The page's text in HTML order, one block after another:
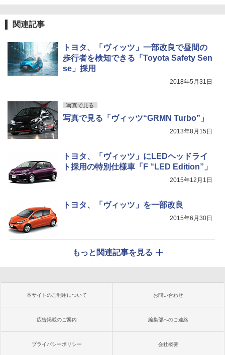
関連記事
トヨタ、「ヴィッツ」一部改良で昼間の
歩行者を検知できる「Toyota Safety Sen
se」採用
2018年5月31日
写真で見る
写真で見る「ヴィッツ“GRMN Turbo”」
2013年8月15日
トヨタ、「ヴィッツ」にLEDヘッドライ
ト採用の特別仕様車「F “LED Edition”」
2015年12月1日
トヨタ、「ヴィッツ」を一部改良
2015年6月30日
もっと関連記事を見る
本サイトのご利用について お問い合わせ
広告掲載のご案内 編集部へのご連絡
プライバシーポリシー 会社概要